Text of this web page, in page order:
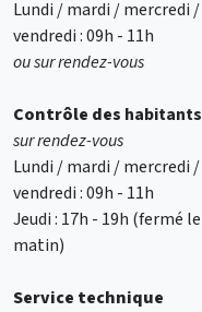
Lundi / mardi / mercredi /
vendredi : 09h - 11h
ou sur rendez-vous
Contrôle des habitants
sur rendez-vous
Lundi / mardi / mercredi /
vendredi : 09h - 11h
Jeudi : 17h - 19h (fermé le
matin)
Service technique